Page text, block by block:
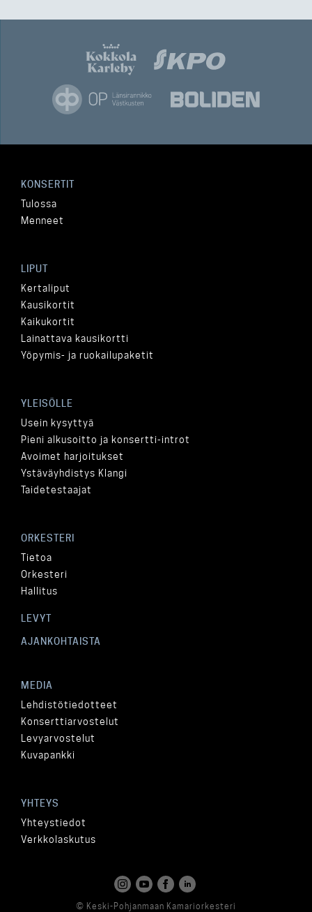
KONSERTIT
Tulossa
Menneet
LIPUT
Kertaliput
Kausikortit
Kaikukortit
Lainattava kausikortti
Yöpymis- ja ruokailupaketit
YLEISÖLLE
Usein kysyttyä
Pieni alkusoitto ja konsertti-introt
Avoimet harjoitukset
Ystäväyhdistys Klangi
Taidetestaajat
ORKESTERI
Tietoa
Orkesteri
Hallitus
LEVYT
AJANKOHTAISTA
MEDIA
Lehdistötiedotteet
Konserttiarvostelut
Levyarvostelut
Kuvapankki
YHTEYS
Yhteystiedot
Verkkolaskutus
© Keski-Pohjanmaan Kamariorkesteri